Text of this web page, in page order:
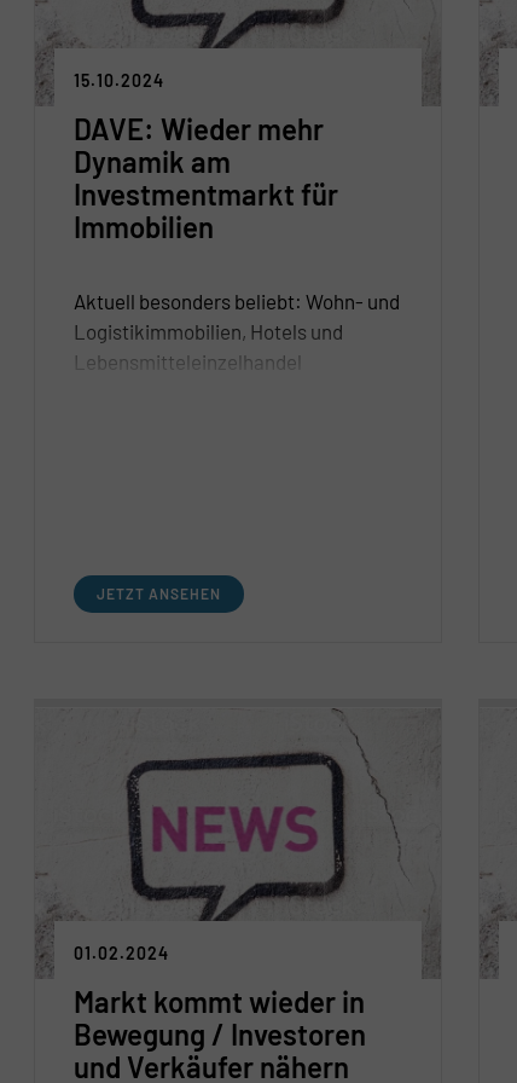
15.10.2024
DAVE: Wieder mehr
Dynamik am
Investmentmarkt für
Immobilien
Aktuell besonders beliebt: Wohn- und
Logistikimmobilien, Hotels und
Lebensmitteleinzelhandel
Investoren kaum nachgefragt
Ende 2024/Anfang 2025 nimmt Markt
JETZT ANSEHEN
01.02.2024
Markt kommt wieder in
Bewegung / Investoren
und Verkäufer nähern